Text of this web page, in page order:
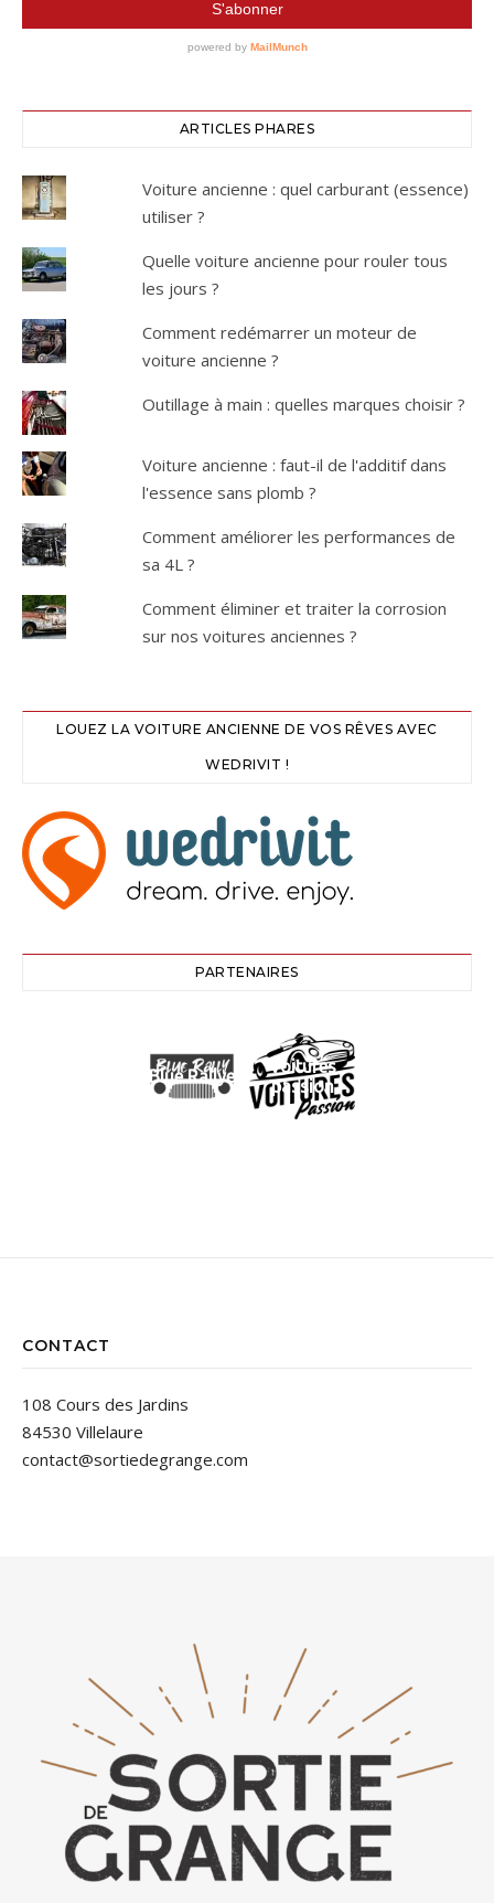
ARTICLES PHARES
Voiture ancienne : quel carburant (essence)
utiliser ?
Quelle voiture ancienne pour rouler tous
les jours ?
Comment redémarrer un moteur de
voiture ancienne ?
Outillage à main : quelles marques choisir ?
Voiture ancienne : faut-il de l'additif dans
l'essence sans plomb ?
Comment améliorer les performances de
sa 4L ?
Comment éliminer et traiter la corrosion
sur nos voitures anciennes ?
LOUEZ LA VOITURE ANCIENNE DE VOS RÊVES AVEC
WEDRIVIT !
PARTENAIRES
Blue Rallye
Voitures
passion
CONTACT
108 Cours des Jardins
84530 Villelaure
contact@sortiedegrange.com